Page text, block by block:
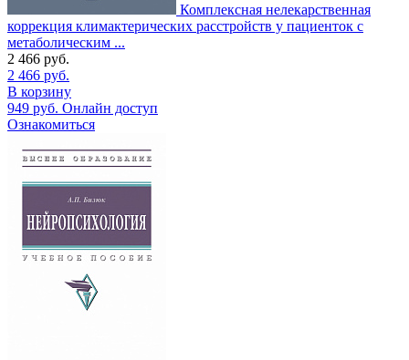
Комплексная нелекарственная
коррекция климактерических расстройств у пациенток с
метаболическим ...
2 466 руб.
2 466 руб.
В корзину
949 руб. Онлайн доступ
Ознакомиться